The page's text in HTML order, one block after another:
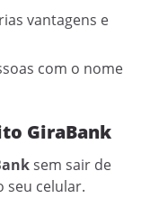
vantagens e
com o nome
GiraBank
sem sair de
seu celular.